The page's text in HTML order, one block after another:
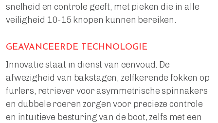
snelheid en controle geeft, met pieken die in alle
veiligheid 10-15 knopen kunnen bereiken.
GEAVANCEERDE TECHNOLOGIE
Innovatie staat in dienst van eenvoud. De
afwezigheid van bakstagen, zelfkerende fokken op
furlers, retriever voor asymmetrische spinnakers
en dubbele roeren zorgen voor precieze controle
en intuïtieve besturing van de boot, zelfs met een